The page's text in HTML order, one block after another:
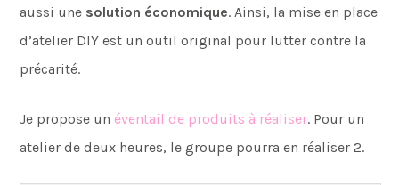
aussi une solution économique. Ainsi, la mise en place
d’atelier DIY est un outil original pour lutter contre la
précarité.
Je propose un éventail de produits à réaliser. Pour un
atelier de deux heures, le groupe pourra en réaliser 2.